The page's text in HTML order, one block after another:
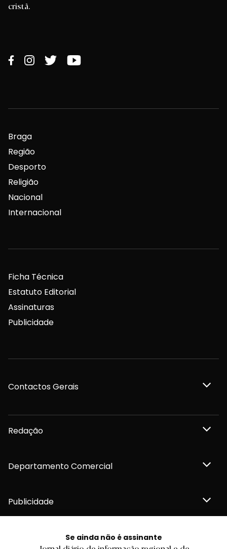
Se ainda não é assinante
cristã.
Braga
Região
Desporto
Religião
Nacional
Internacional
Ficha Técnica
Estatuto Editorial
Assinaturas
Publicidade
Contactos Gerais
Redação
Departamento Comercial
Publicidade